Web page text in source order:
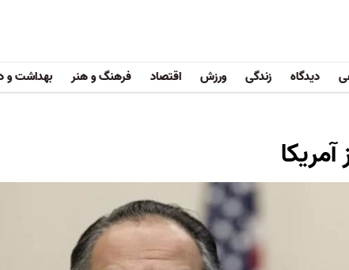
دیدگاه زندگی ورزش اقتصاد فرهنگ و هنر بهداشت و
آمریکا